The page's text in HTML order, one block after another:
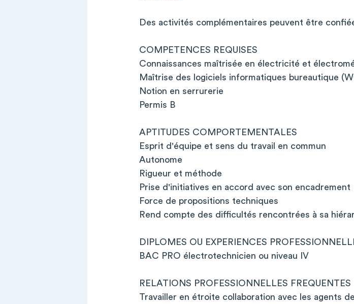
Des activités complémentaires peuvent être
COMPETENCES REQUISES
Connaissances maîtrisée en électricité et
Maîtrise des logiciels informatiques bureautique
Notion en serrurerie
Permis B
APTITUDES COMPORTEMENTALES
Esprit d'équipe et sens du travail en commun
Autonome
Rigueur et méthode
Prise d'initiatives en accord avec son encadrement
Force de propositions techniques
Rend compte des difficultés rencontrées à sa
DIPLOMES OU EXPERIENCES
BAC PRO électrotechnicien ou niveau IV
RELATIONS PROFESSIONNELLES FREQUENTES
Travailler en étroite collaboration avec les agents